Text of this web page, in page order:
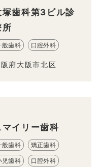
塚歯科第3ビル診
所
般歯科 口腔外科
府大阪市北区
マイリー歯科
般歯科 矯正歯科
児歯科 口腔外科